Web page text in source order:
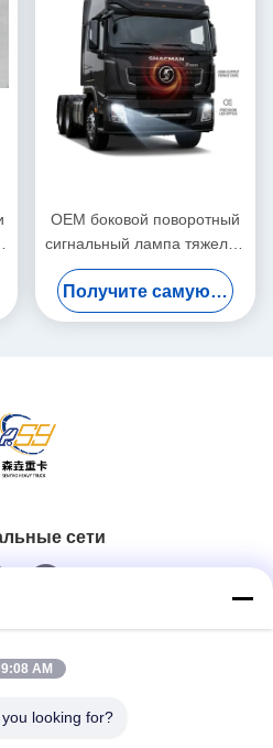
OEM боковой поворотный
сигнальный лампа тяжелой
защитной защитной
крышки прямая замена для
SHACMAN F3000 X3000
Получите самую лучшую цену
сети
контакт
9:08 AM
looking for?